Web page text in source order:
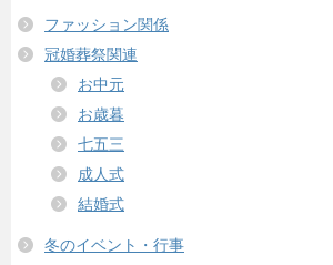
ファッション関係
冠婚葬祭関連
お中元
お歳暮
七五三
成人式
結婚式
冬のイベント・行事